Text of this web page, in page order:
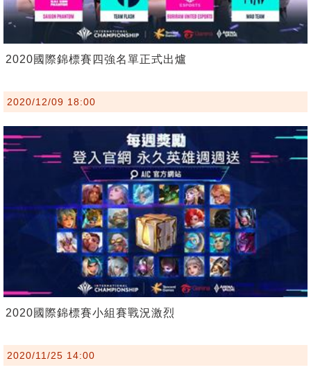
2020國際錦標賽四強名單正式出爐
2020/12/09 18:00
2020國際錦標賽小組賽戰況激烈
2020/11/25 14:00